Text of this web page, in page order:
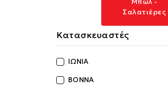
Σαλατιέρες
Κατασκευαστές
ΙΩΝΙΑ
BONNA